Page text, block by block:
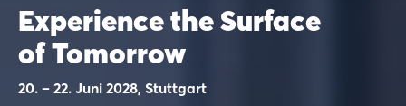
Experience the Surface
of Tomorrow
20. – 22. Juni 2028, Stuttgart